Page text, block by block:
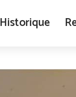
Historique